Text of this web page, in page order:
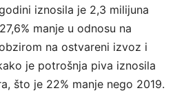
iznosila je 2,3 milijuna
manje u odnosu na
na ostvareni izvoz i
je potrošnja piva iznosila
što je 22% manje nego 2019.